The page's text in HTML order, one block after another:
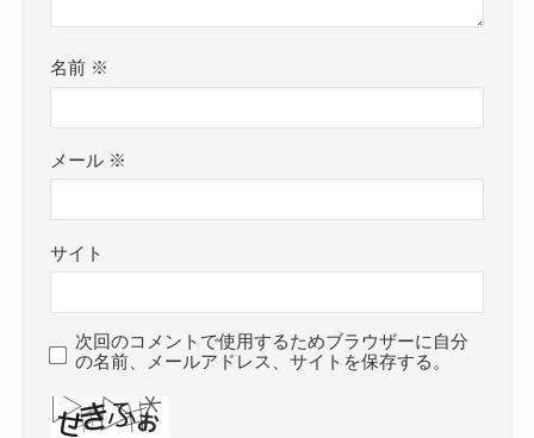
名前 ※
メール ※
サイト
次回のコメントで使用するためブラウザーに自分
の名前、メールアドレス、サイトを保存する。